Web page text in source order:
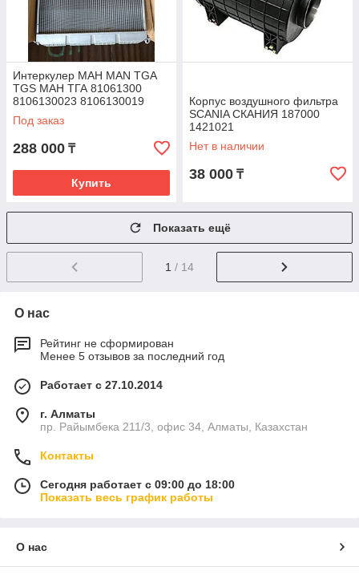
Интеркулер МАН MAN TGA
TGS МАН ТГА 81061300
8106130023 8106130019
81061300 81061300215
Под заказ
288 000 ₸
Купить
Корпус воздушного фильтра
SCANIA СКАНИЯ 187000
1421021
Нет в наличии
38 000 ₸
Показать ещё
1 / 14
О нас
Рейтинг не сформирован
Менее 5 отзывов за последний год
Работает с 27.10.2014
г. Алматы
пр. Райымбека 211/3, офис 34, Алматы, Казахстан
Контакты
Сегодня работает с 09:00 до 18:00
Показать весь график работы
О нас